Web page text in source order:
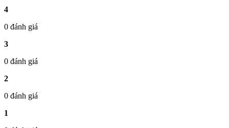
4
0 đánh giá
3
0 đánh giá
2
0 đánh giá
1